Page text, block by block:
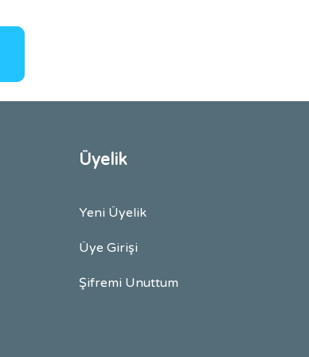
Üyelik
Yeni Üyelik
Üye Girişi
Şifremi Unuttum